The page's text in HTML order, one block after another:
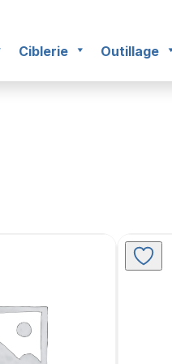
Ciblerie Outillage